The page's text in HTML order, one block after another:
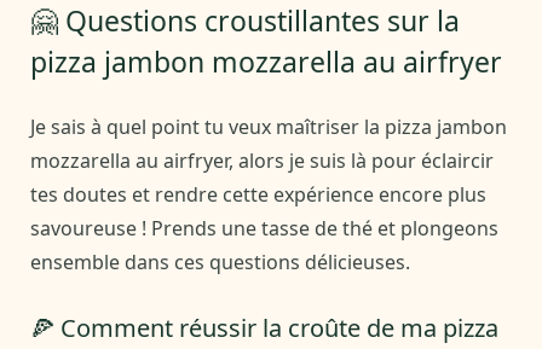
🤗 Questions croustillantes sur la
pizza jambon mozzarella au airfryer
Je sais à quel point tu veux maîtriser la pizza jambon
mozzarella au airfryer, alors je suis là pour éclaircir
tes doutes et rendre cette expérience encore plus
savoureuse ! Prends une tasse de thé et plongeons
ensemble dans ces questions délicieuses.
🍕 Comment réussir la croûte de ma pizza